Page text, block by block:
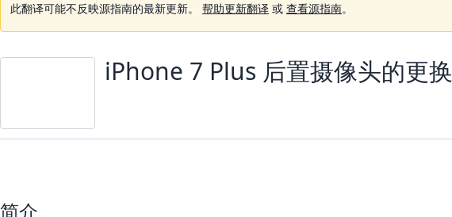
此翻译可能不反映源指南的最新更新。 帮助更新翻译 或 查看源指南。
iPhone 7 Plus 后置摄像头的更换
简介